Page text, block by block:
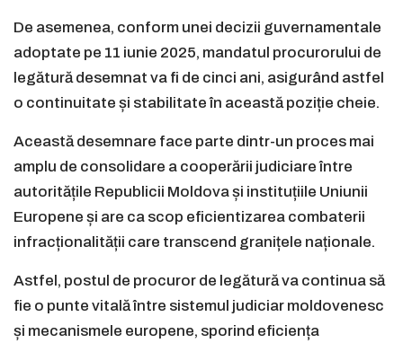
De asemenea, conform unei decizii guvernamentale
adoptate pe 11 iunie 2025, mandatul procurorului de
legătură desemnat va fi de cinci ani, asigurând astfel
o continuitate și stabilitate în această poziție cheie.
Această desemnare face parte dintr-un proces mai
amplu de consolidare a cooperării judiciare între
autoritățile Republicii Moldova și instituțiile Uniunii
Europene și are ca scop eficientizarea combaterii
infracționalității care transcend granițele naționale.
Astfel, postul de procuror de legătură va continua să
fie o punte vitală între sistemul judiciar moldovenesc
și mecanismele europene, sporind eficiența